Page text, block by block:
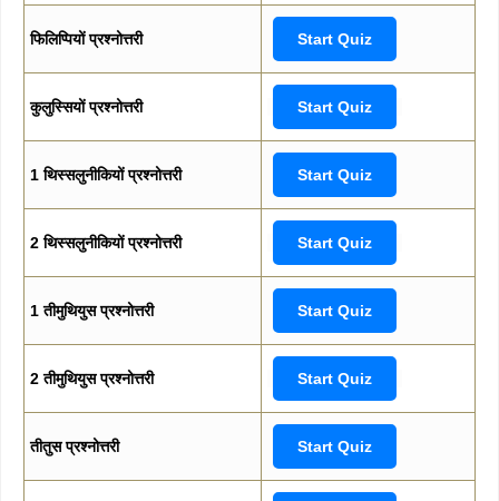
फिलिप्पियों प्रश्नोत्तरी Start Quiz
कुलुस्सियों प्रश्नोत्तरी Start Quiz
1 थिस्सलुनीकियों प्रश्नोत्तरी Start Quiz
2 थिस्सलुनीकियों प्रश्नोत्तरी Start Quiz
1 तीमुथियुस प्रश्नोत्तरी Start Quiz
2 तीमुथियुस प्रश्नोत्तरी Start Quiz
तीतुस प्रश्नोत्तरी Start Quiz